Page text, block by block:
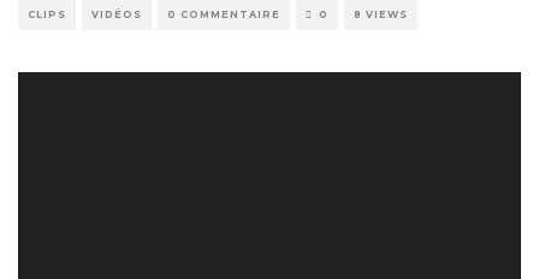
CLIPS VIDÉOS 0 COMMENTAIRE 0 8 VIEWS